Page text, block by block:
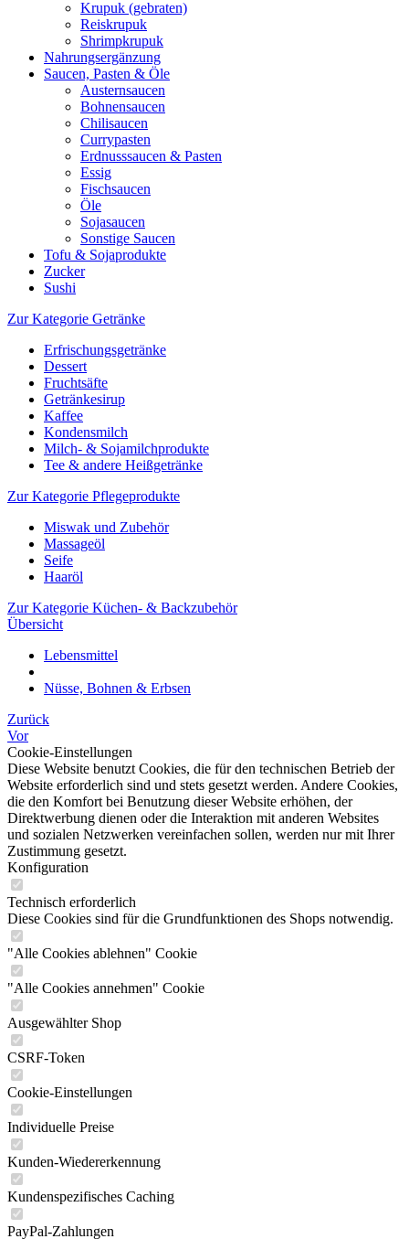
Krupuk (gebraten)
Reiskrupuk
Shrimpkrupuk
Nahrungsergänzung
Saucen, Pasten & Öle
Austernsaucen
Bohnensaucen
Chilisaucen
Currypasten
Erdnusssaucen & Pasten
Essig
Fischsaucen
Öle
Sojasaucen
Sonstige Saucen
Tofu & Sojaprodukte
Zucker
Sushi
Zur Kategorie Getränke
Erfrischungsgetränke
Dessert
Fruchtsäfte
Getränkesirup
Kaffee
Kondensmilch
Milch- & Sojamilchprodukte
Tee & andere Heißgetränke
Zur Kategorie Pflegeprodukte
Miswak und Zubehör
Massageöl
Seife
Haaröl
Zur Kategorie Küchen- & Backzubehör
Übersicht
Lebensmittel
Nüsse, Bohnen & Erbsen
Zurück
Vor
Cookie-Einstellungen
Diese Website benutzt Cookies, die für den technischen Betrieb der
Website erforderlich sind und stets gesetzt werden. Andere Cookies,
die den Komfort bei Benutzung dieser Website erhöhen, der
Direktwerbung dienen oder die Interaktion mit anderen Websites
und sozialen Netzwerken vereinfachen sollen, werden nur mit Ihrer
Zustimmung gesetzt.
Konfiguration
Technisch erforderlich
Diese Cookies sind für die Grundfunktionen des Shops notwendig.
"Alle Cookies ablehnen" Cookie
"Alle Cookies annehmen" Cookie
Ausgewählter Shop
CSRF-Token
Cookie-Einstellungen
Individuelle Preise
Kunden-Wiedererkennung
Kundenspezifisches Caching
PayPal-Zahlungen